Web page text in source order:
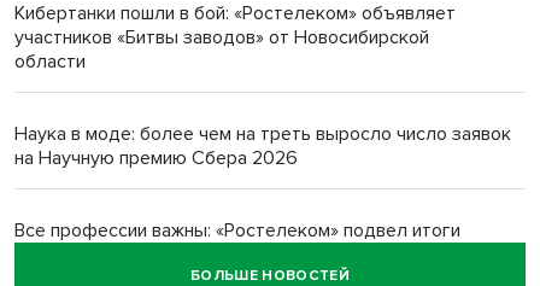
Новосибирский преподаватель с женой вошли в топ-16
многодетных в России
Обновлённое отделение ВТБ открылось в Искитиме
Кибертанки пошли в бой: «Ростелеком» объявляет
участников «Битвы заводов» от Новосибирской
области
Наука в моде: более чем на треть выросло число заявок
на Научную премию Сбера 2026
Все профессии важны: «Ростелеком» подвел итоги
БОЛЬШЕ НОВОСТЕЙ